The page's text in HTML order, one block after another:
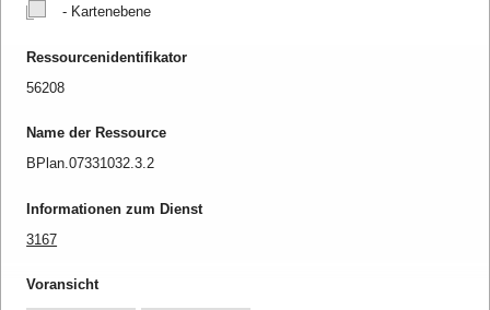
- Kartenebene
Ressourcenidentifikator
56208
Name der Ressource
BPlan.07331032.3.2
Informationen zum Dienst
3167
Voransicht